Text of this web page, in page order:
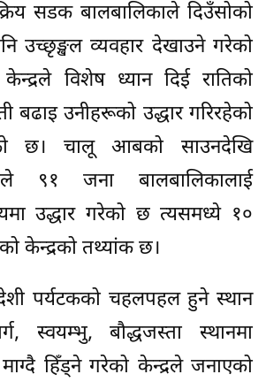
सडक बालबालिकाले दिउँसोको
उच्छृङ्खल व्यवहार देखाउने गरेको
विशेष ध्यान दिई रातिको
बढाइ उनीहरूको उद्धार गरिरहेको
छ। चालू आबको साउनदेखि
९१ जना बालबालिकालाई
उद्धार गरेको छ त्यसमध्ये १०
केन्द्रको तथ्यांक छ।
पर्यटकको चहलपहल हुने स्थान
स्वयम्भु, बौद्धजस्ता स्थानमा
हिँड्ने गरेको केन्द्रले जनाएको